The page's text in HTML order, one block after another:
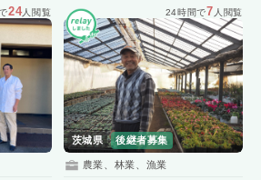
24 人閲覧 24時間で7 人閲覧
茨城県 後継者募集
農業、林業、漁業